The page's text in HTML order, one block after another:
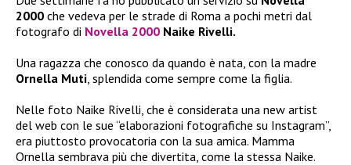
2000 che vedeva per le strade di Roma a pochi metri dal
fotografo di Novella 2000 Naike Rivelli.
Una ragazza che conosco da quando è nata, con la madre
Ornella Muti , splendida come sempre come la figlia.
Nelle foto Naike Rivelli, che è considerata una new artist
del web con le sue “elaborazioni fotografiche su Instagram”,
era piuttosto provocatoria con la sua amica. Mamma
Ornella sembrava più che divertita, come la stessa Naike.